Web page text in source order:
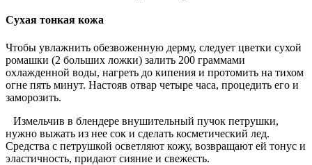
Сухая тонкая кожа
Чтобы увлажнить обезвоженную дерму, следует цветки сухой
ромашки (2 больших ложки) залить 200 граммами
охлажденной воды, нагреть до кипения и протомить на тихом
огне пять минут. Настояв отвар четыре часа, процедить его и
заморозить.
Измельчив в блендере внушительный пучок петрушки,
нужно выжать из нее сок и сделать косметический лед.
Средства с петрушкой осветляют кожу, возвращают ей тонус и
эластичность, придают сияние и свежесть.